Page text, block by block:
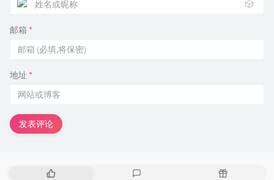
🎲
邮箱 *
地址 *
发表评论
热
随